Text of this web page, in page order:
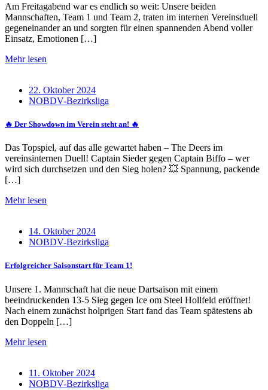
Am Freitagabend war es endlich so weit: Unsere beiden
Mannschaften, Team 1 und Team 2, traten im internen Vereinsduell
gegeneinander an und sorgten für einen spannenden Abend voller
Einsatz, Emotionen […]
Mehr lesen
22. Oktober 2024
NOBDV-Bezirksliga
🔥 Der Showdown im Verein steht an! 🔥
Das Topspiel, auf das alle gewartet haben – The Deers im
vereinsinternen Duell! Captain Sieder gegen Captain Biffo – wer
wird sich durchsetzen und den Sieg holen? 💥 Spannung, packende
[…]
Mehr lesen
14. Oktober 2024
NOBDV-Bezirksliga
Erfolgreicher Saisonstart für Team 1!
Unsere 1. Mannschaft hat die neue Dartsaison mit einem
beeindruckenden 13-5 Sieg gegen Ice om Steel Hollfeld eröffnet!
Nach einem zunächst holprigen Start fand das Team spätestens ab
den Doppeln […]
Mehr lesen
11. Oktober 2024
NOBDV-Bezirksliga